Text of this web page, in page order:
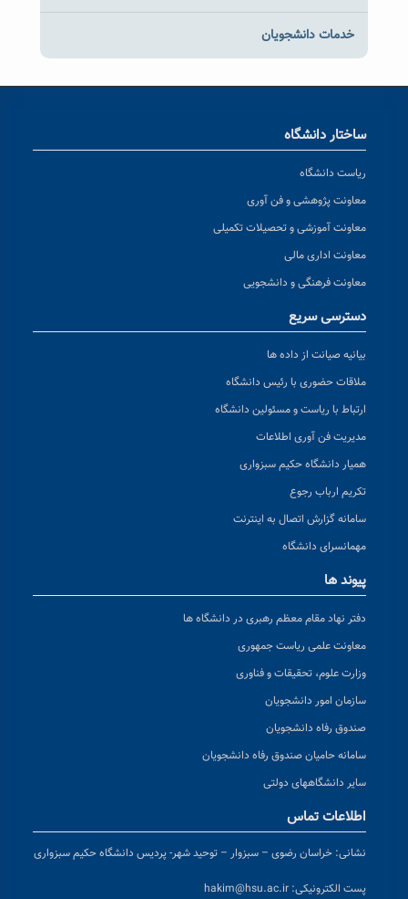
خدمات دانشجویان
ساختار دانشگاه
ریاست دانشگاه
معاونت پژوهشی و فن آوری
معاونت آموزشی و تحصیلات تکمیلی
معاونت اداری مالی
معاونت فرهنگی و دانشجویی
دسترسی سریع
بیانیه صیانت از داده ها
ملاقات حضوری با رئیس دانشگاه
ارتباط با ریاست و مسئولین دانشگاه
مدیریت فن آوری اطلاعات
همیار دانشگاه حکیم سبزواری
تکریم ارباب رجوع
سامانه گزارش اتصال به اینترنت
مهمانسرای دانشگاه
پیوند ها
دفتر نهاد مقام معظم رهبری در دانشگاه ها
معاونت علمی ریاست جمهوری
وزارت علوم، تحقیقات و فناوری
سازمان امور دانشجویان
صندوق رفاه دانشجویان
سامانه حامیان صندوق رفاه دانشجویان
سایر دانشگاههای دولتی
اطلاعات تماس
نشانی: خراسان رضوی – سبزوار – توحید شهر- پردیس دانشگاه حکیم سبزواری
پست الکترونیکی: hakim@hsu.ac.ir